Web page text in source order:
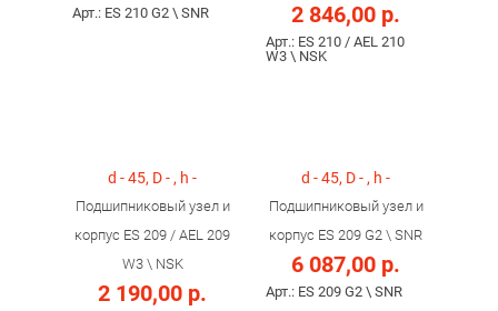
Арт.: ES 210 G2 \ SNR 2 846,00 р.
Арт.: ES 210 / AEL 210
W3 \ NSK
d - 45, D - , h -
Подшипниковый узел и
корпус ES 209 / AEL 209
W3 \ NSK
2 190,00 р.
d - 45, D - , h -
Подшипниковый узел и
корпус ES 209 G2 \ SNR
6 087,00 р.
Арт.: ES 209 G2 \ SNR